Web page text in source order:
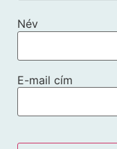
Név
E-mail cím